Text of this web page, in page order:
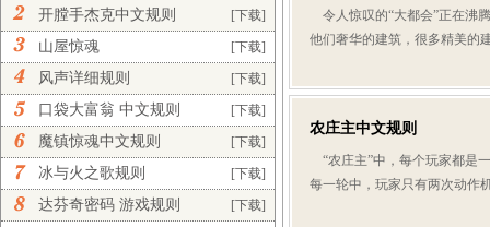
[下载]
开膛手杰克中文规则
[下载]
山屋惊魂
[下载]
风声详细规则
[下载]
口袋大富翁 中文规则
[下载]
魔镇惊魂中文规则
[下载]
冰与火之歌规则
[下载]
达芬奇密码 游戏规则
令人惊叹的“大都会”正在沸
他们奢华的建筑，很多精美的
农庄主中文规则
“农庄主”中，每个玩家都是
每一轮中，玩家只有两次动作